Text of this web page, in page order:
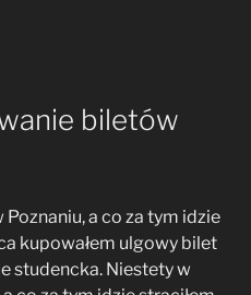
biletów
a co za tym idzie
kupowałem ulgowy bilet
studencka. Niestety w